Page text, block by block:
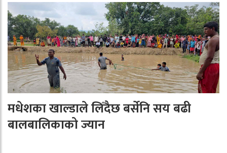
मधेशका खाल्डाले लिँदैछ बर्सेनि सय बढी
बालबालिकाको ज्यान